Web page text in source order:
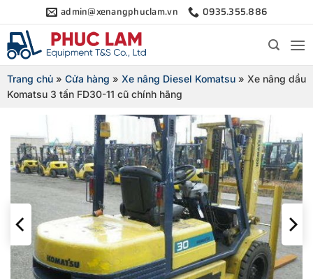
qua
nội
dung
admin@xenangphuclam.vn 0935.355.886
Trang chủ » Cửa hàng » Xe nâng Diesel Komatsu » Xe nâng dầu
Komatsu 3 tấn FD30-11 cũ chính hãng